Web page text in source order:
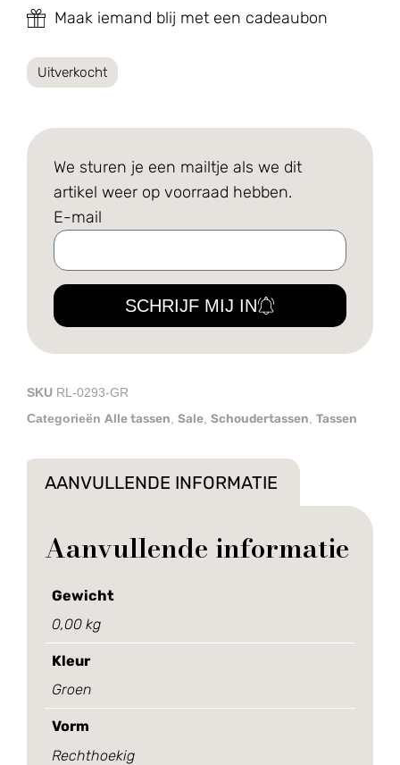
Maak iemand blij met een cadeaubon
Uitverkocht
We sturen je een mailtje als we dit
artikel weer op voorraad hebben.
E-mail
SCHRIJF MIJ IN
SKU RL-0293-GR
Categorieën Alle tassen Sale Schoudertassen Tassen
AANVULLENDE INFORMATIE
Aanvullende informatie
Gewicht
0,00 kg
Kleur
Groen
Vorm
Rechthoekig